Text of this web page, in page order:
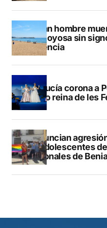
Hallan hombre
Villajoyosa sin
violencia
La Nucía corona a
como reina de les
Denuncian
de adolescentes
patronales de